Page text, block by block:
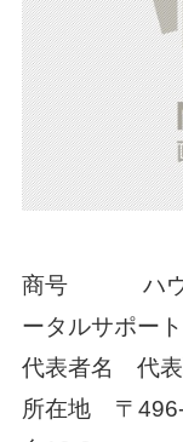
商号 ハウス
ータルサポート
代表者名 代
所在地
〒